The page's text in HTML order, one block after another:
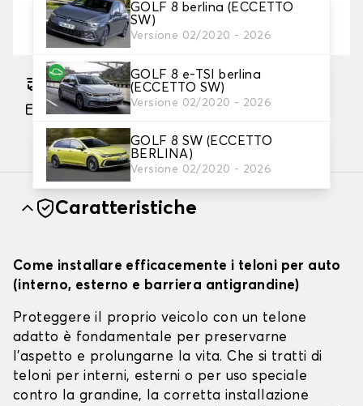
GOLF 8 berlina (ECCETTO
SW)
Versione 02/2020 - 2026
GOLF 8 e-TSI berlina
(ECCETTO SW)
Versione 02/2020 - 2026
GOLF 8 SW (ECCETTO
BERLINA)
Versione 02/2020 - 2026
2. Livello di protezione
Scegli il telo protettivo adatto alle tue esigenze
Consegna gratuita stimata su 14/08/2026
Pagamento in 3x gratuito, a partire da 60 euro
Caratteristiche
Come installare efficacemente i teloni per auto
(interno, esterno e barriera antigrandine)
Proteggere il proprio veicolo con un telone
adatto è fondamentale per preservarne
l'aspetto e prolungarne la vita. Che si tratti di
teloni per interni, esterni o per uso speciale
contro la grandine, la corretta installazione